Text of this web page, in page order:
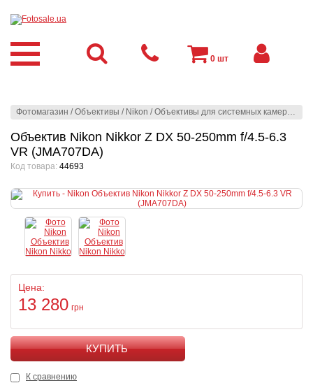
Фотомагазин /Объективы / Nikon /Объективы для системных камер /
Объектив Nikon Nikkor Z DX 50-250mm f/4.5-6.3
VR (JMA707DA)
Код товара: 44693
Цена:
13 280 грн
КУПИТЬ
К сравнению
0 шт